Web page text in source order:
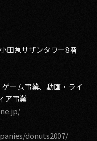
田急サザンタワー8階
ーム事業、動画・ライ
ア事業
donuts2007/